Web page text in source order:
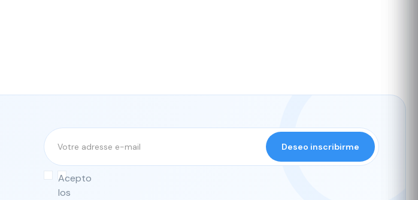
Deseo inscribirme
Acepto
los